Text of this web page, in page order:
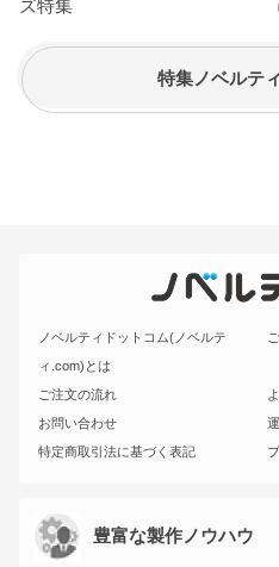
特集ノベルテ
ノベルティドットコム(ノベルテ
ィ.com)とは
ご注文の流れ
お問い合わせ
特定商取引法に基づく表記
豊富な製作ノウハウ